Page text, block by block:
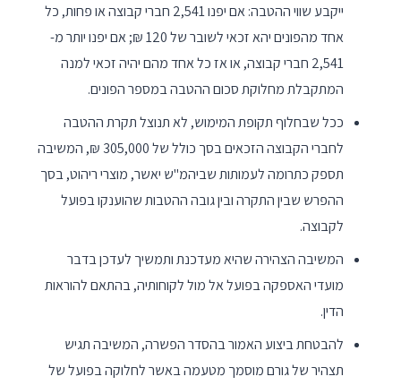
ייקבע שווי ההטבה: אם יפנו 2,541 חברי קבוצה או פחות, כל
אחד מהפונים יהא זכאי לשובר של 120 ₪; אם יפנו יותר מ-
2,541 חברי קבוצה, או אז כל אחד מהם יהיה זכאי למנה
המתקבלת מחלוקת סכום ההטבה במספר הפונים.
ככל שבחלוף תקופת המימוש, לא תנוצל תקרת ההטבה
לחברי הקבוצה הזכאים בסך כולל של 305,000 ₪, המשיבה
תספק כתרומה לעמותות שביהמ"ש יאשר, מוצרי ריהוט, בסך
ההפרש שבין התקרה ובין גובה ההטבות שהוענקו בפועל
לקבוצה.
המשיבה הצהירה שהיא מעדכנת ותמשיך לעדכן בדבר
מועדי האספקה בפועל אל מול לקוחותיה, בהתאם להוראות
הדין.
להבטחת ביצוע האמור בהסדר הפשרה, המשיבה תגיש
תצהיר של גורם מוסמך מטעמה באשר לחלוקה בפועל של